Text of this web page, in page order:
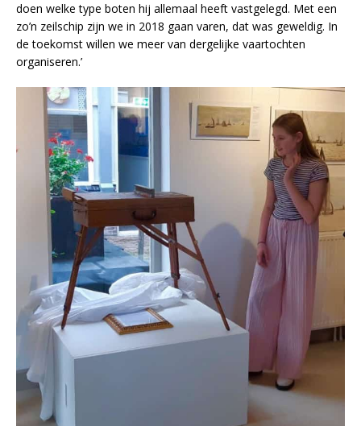
doen welke type boten hij allemaal heeft vastgelegd. Met een
zo’n zeilschip zijn we in 2018 gaan varen, dat was geweldig. In
de toekomst willen we meer van dergelijke vaartochten
organiseren.’